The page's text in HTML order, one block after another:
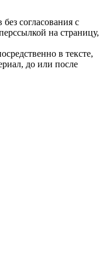
согласования с
на страницу,
в тексте,
до или после